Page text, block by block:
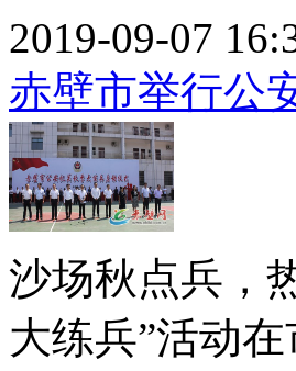
2019-09-07
赤壁市举行公
沙场秋点兵，
大练兵”活动